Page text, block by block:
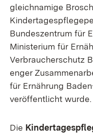
gleichnamige
Bundeszentrum für
Ministerium für
Verbraucherschutz
enger
für Ernährung
veröffentlicht wurde.
Die